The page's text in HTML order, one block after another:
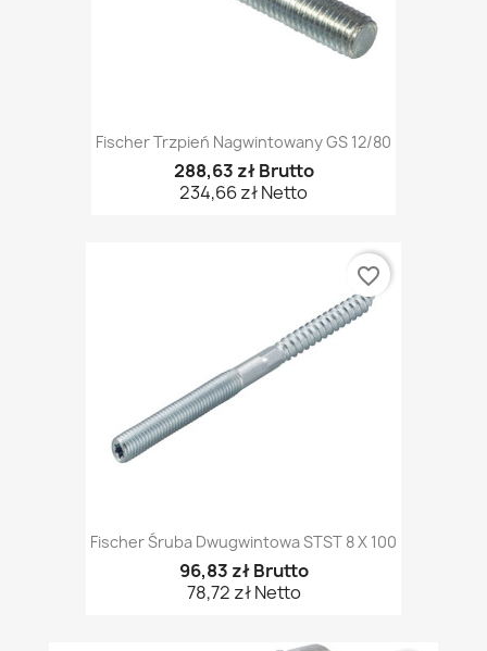
Fischer Trzpień Nagwintowany GS 12/80
288,63 zł Brutto
234,66 zł Netto
Fischer Śruba Dwugwintowa STST 8 X 100
96,83 zł Brutto
78,72 zł Netto
favorite_border